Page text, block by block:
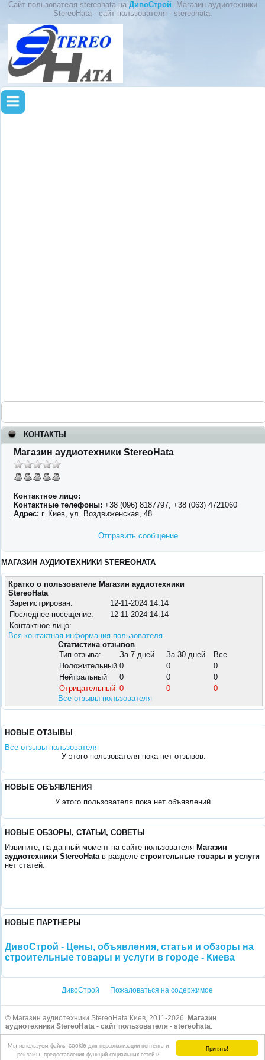
Принять!
Мы используем файлы cookie для персонализации контента и
рекламы, предоставления функций социальных сетей и
Сайт пользователя stereohata на ДивоСтрой. Магазин аудиотехники
StereoHata - сайт пользователя - stereohata.
КОНТАКТЫ
Магазин аудиотехники StereoHata
Контактное лицо:
Контактные телефоны: +38 (096) 8187797, +38 (063) 4721060
Адрес: г. Киев, ул. Воздвиженская, 48
Отправить сообщение
МАГАЗИН АУДИОТЕХНИКИ STEREOHATA
Кратко о пользователе Магазин аудиотехники
StereoHata
Зарегистрирован:
12-11-2024 14:14
Последнее посещение:
12-11-2024 14:14
Контактное лицо:
Вся контактная информация пользователя
Статистика отзывов
Тип отзыва:
За 7 дней За 30 дней
Все
Положительный 0 0
0
Нейтральный
0 0
0
Отрицательный 0 0
0
Все отзывы пользователя
НОВЫЕ ОТЗЫВЫ
Все отзывы пользователя
У этого пользователя пока нет отзывов.
НОВЫЕ ОБЪЯВЛЕНИЯ
У этого пользователя пока нет объявлений.
НОВЫЕ ОБЗОРЫ, СТАТЬИ, СОВЕТЫ
Извините, на данный момент на сайте пользователя Магазин
аудиотехники StereoHataв разделе строительные товары и услуги
нет статей.
НОВЫЕ ПАРТНЕРЫ
ДивоСтрой - Цены, объявления, статьи и обзоры на
строительные товары и услуги в городе - Киева
ДивоСтрой Пожаловаться на содержимое
© Магазин аудиотехники StereoHata Киев, 2011-2026. Магазин
аудиотехники StereoHata - сайт пользователя - stereohata.